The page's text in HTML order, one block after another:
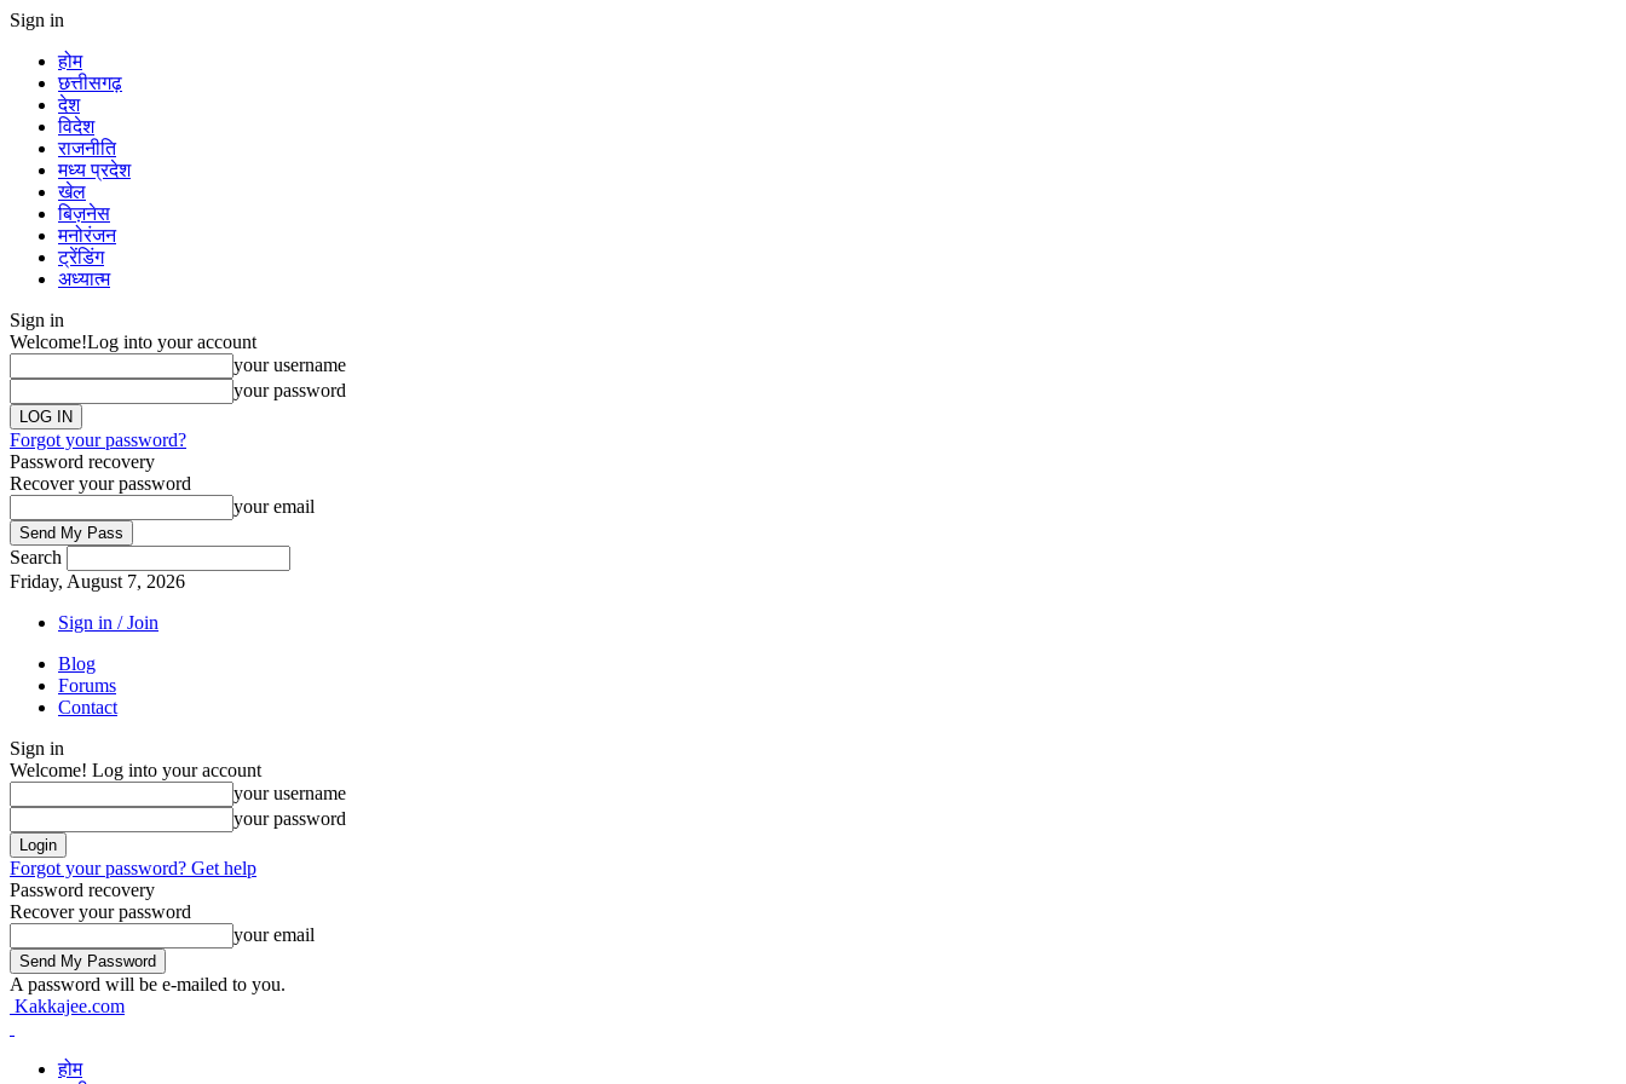
Sign in
होम
छत्तीसगढ़
देश
विदेश
राजनीति
मध्य प्रदेश
खेल
बिज़नेस
मनोरंजन
ट्रेंडिंग
अध्यात्म
Sign in
Welcome!Log into your account
your username
your password
Forgot your password?
Password recovery
Recover your password
your email
Search
Friday, August 7, 2026
Sign in / Join
Blog
Forums
Contact
Sign in
Welcome! Log into your account
your username
your password
Forgot your password? Get help
Password recovery
Recover your password
your email
A password will be e-mailed to you.
Kakkajee.com
होम